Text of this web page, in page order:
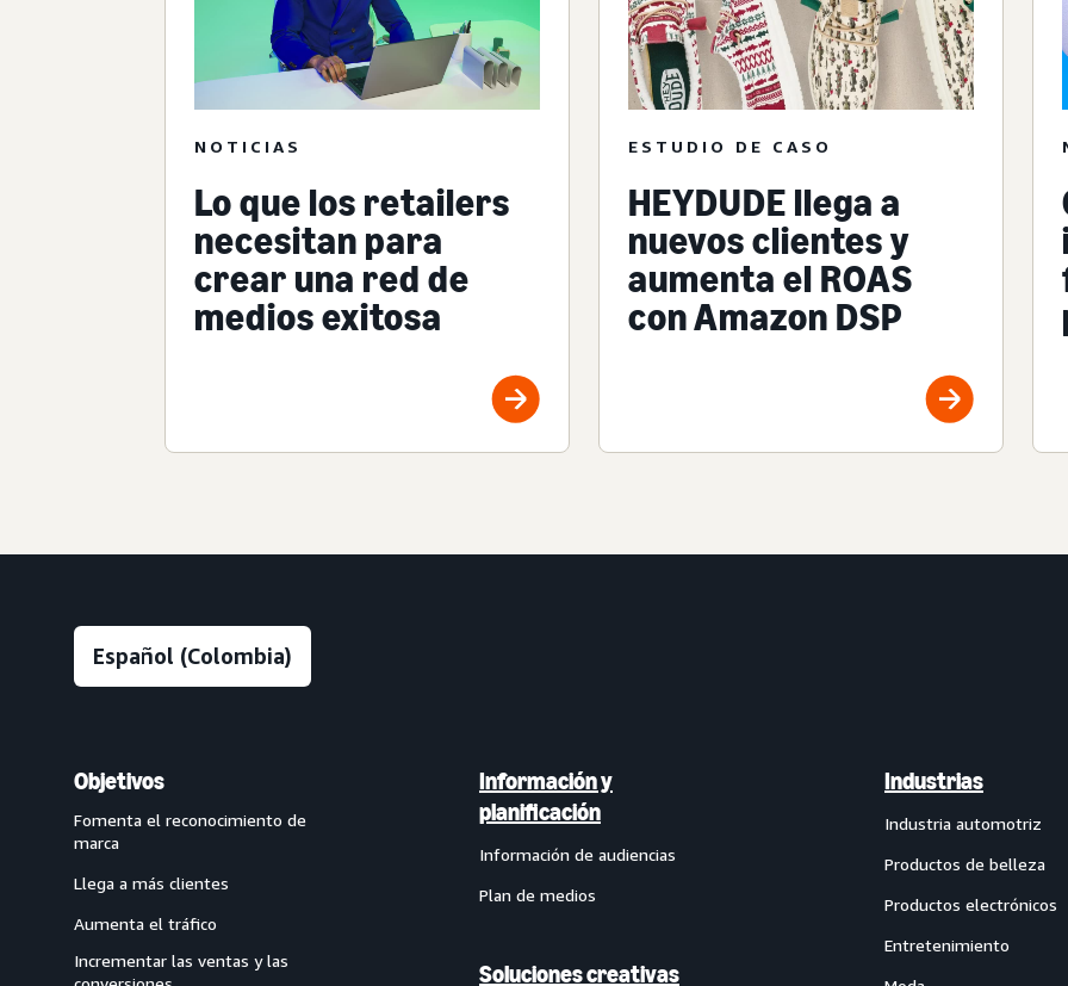
NOTICIAS
Lo que los retailers
necesitan para
crear una red de
medios exitosa
ESTUDIO DE CASO
HEYDUDE llega a
nuevos clientes y
aumenta el ROAS
con Amazon DSP
Objetivos
Fomenta el reconocimiento de
marca
Llega a más clientes
Aumenta el tráfico
Incrementar las ventas y las
Información y
planificación
Información de audiencias
Plan de medios
Soluciones creativas
Industrias
Industria automotriz
Productos de belleza
Productos electrónicos
Entretenimiento